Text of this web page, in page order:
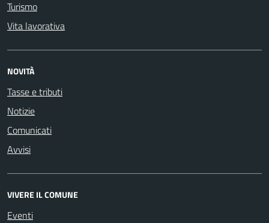
Turismo
Vita lavorativa
NOVITÀ
Tasse e tributi
Notizie
Comunicati
Avvisi
VIVERE IL COMUNE
Eventi